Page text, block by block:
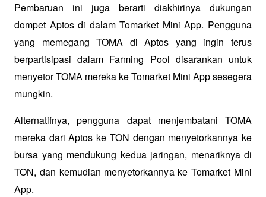
Pembaruan ini juga berarti diakhirinya dukungan
dompet Aptos di dalam Tomarket Mini App. Pengguna
yang memegang TOMA di Aptos yang ingin terus
berpartisipasi dalam Farming Pool disarankan untuk
menyetor TOMA mereka ke Tomarket Mini App sesegera
mungkin.
Alternatifnya, pengguna dapat menjembatani TOMA
mereka dari Aptos ke TON dengan menyetorkannya ke
bursa yang mendukung kedua jaringan, menariknya di
TON, dan kemudian menyetorkannya ke Tomarket Mini
App.